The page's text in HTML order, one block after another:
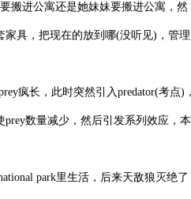
搬进公寓还是她妹妹要搬进公寓，
具，把现在的放到哪(没听见)，管
疯长，此时突然引入predator(考点)
数量减少，然后引发系列效应，本
park里生活，后来天敌狼灭绝